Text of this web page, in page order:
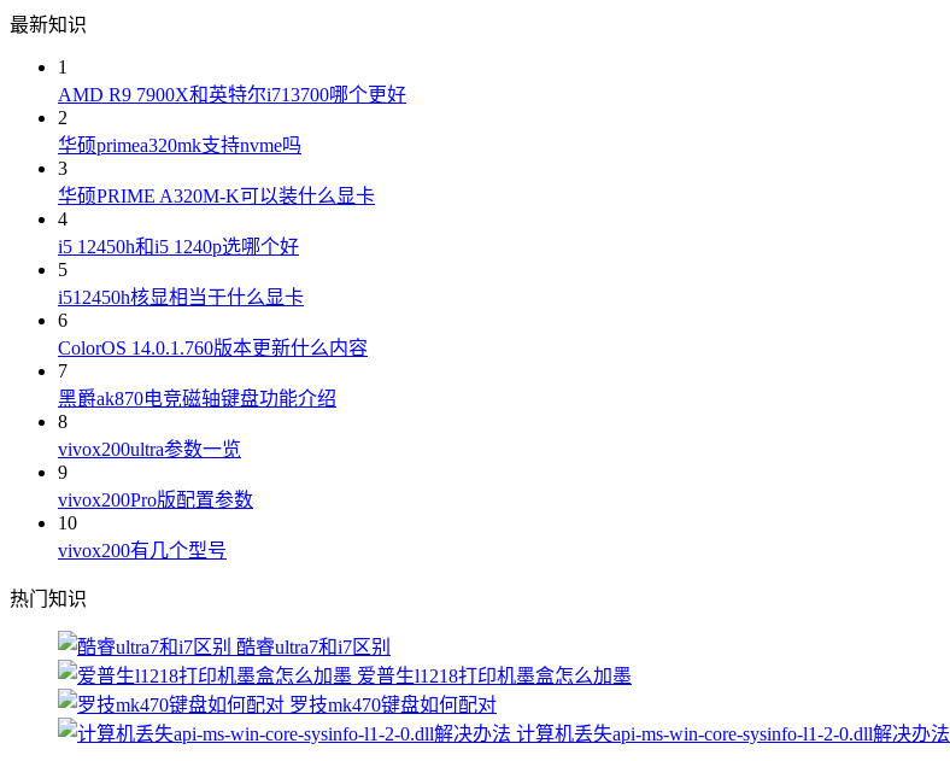
最新知识
1
AMD R9 7900X和英特尔i713700哪个更好
2
华硕primea320mk支持nvme吗
3
华硕PRIME A320M-K可以装什么显卡
4
i5 12450h和i5 1240p选哪个好
5
i512450h核显相当于什么显卡
6
ColorOS 14.0.1.760版本更新什么内容
7
黑爵ak870电竞磁轴键盘功能介绍
8
vivox200ultra参数一览
9
vivox200Pro版配置参数
10
vivox200有几个型号
热门知识
酷睿ultra7和i7区别
爱普生l1218打印机墨盒怎么加墨
罗技mk470键盘如何配对
计算机丢失api-ms-win-core-sysinfo-l1-2-0.dll解决办法